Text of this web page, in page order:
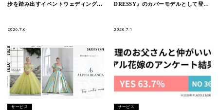
歩を踏み出すイベントウェディングフ
2026.7.6
DRESSY』のカバーモデルとして登
2026.7.1
サービス サービス